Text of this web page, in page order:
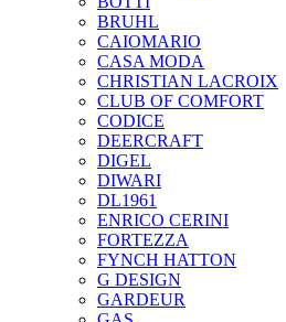
BRUHL
CAIOMARIO
CASA MODA
CHRISTIAN LACROIX
CLUB OF COMFORT
CODICE
DEERCRAFT
DIGEL
DIWARI
DL1961
ENRICO CERINI
FORTEZZA
FYNCH HATTON
G DESIGN
GARDEUR